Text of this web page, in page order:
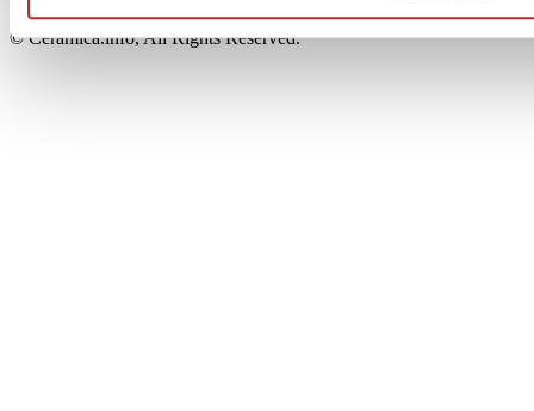
© Ceramica.info, All Rights Reserved.